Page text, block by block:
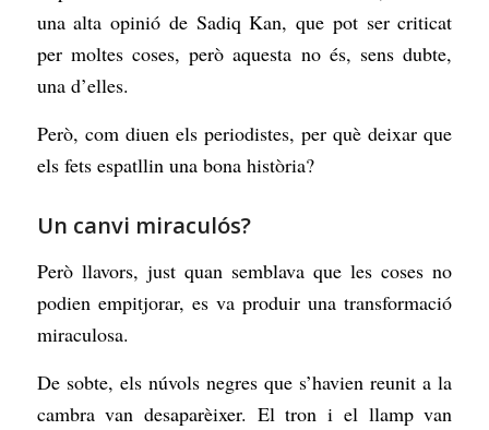
una alta opinió de Sadiq Kan, que pot ser criticat
per moltes coses, però aquesta no és, sens dubte,
una d’elles.
Però, com diuen els periodistes, per què deixar que
els fets espatllin una bona història?
Un canvi miraculós?
Però llavors, just quan semblava que les coses no
podien empitjorar, es va produir una transformació
miraculosa.
De sobte, els núvols negres que s’havien reunit a la
cambra van desaparèixer. El tron i el llamp van